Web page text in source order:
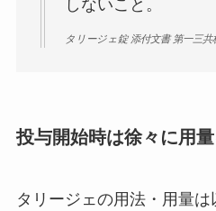
しないこと。
タリージェ錠 添付文書 第一三共
投与開始時は徐々に用
タリージェの用法・用量